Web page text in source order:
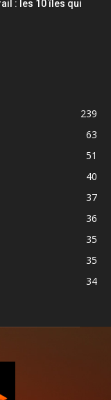
: les 10 îles qui
239
63
51
40
37
36
35
35
34